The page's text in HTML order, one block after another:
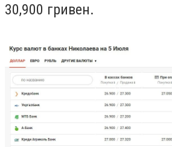
30,900 гривен.